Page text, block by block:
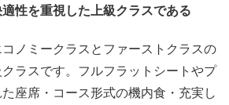
性を重視した上級クラスである
ノミークラスとファーストクラスの
ラスです。フルフラットシートやプ
座席・コース形式の機内食・充実し